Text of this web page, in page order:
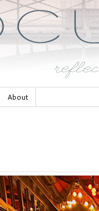
About